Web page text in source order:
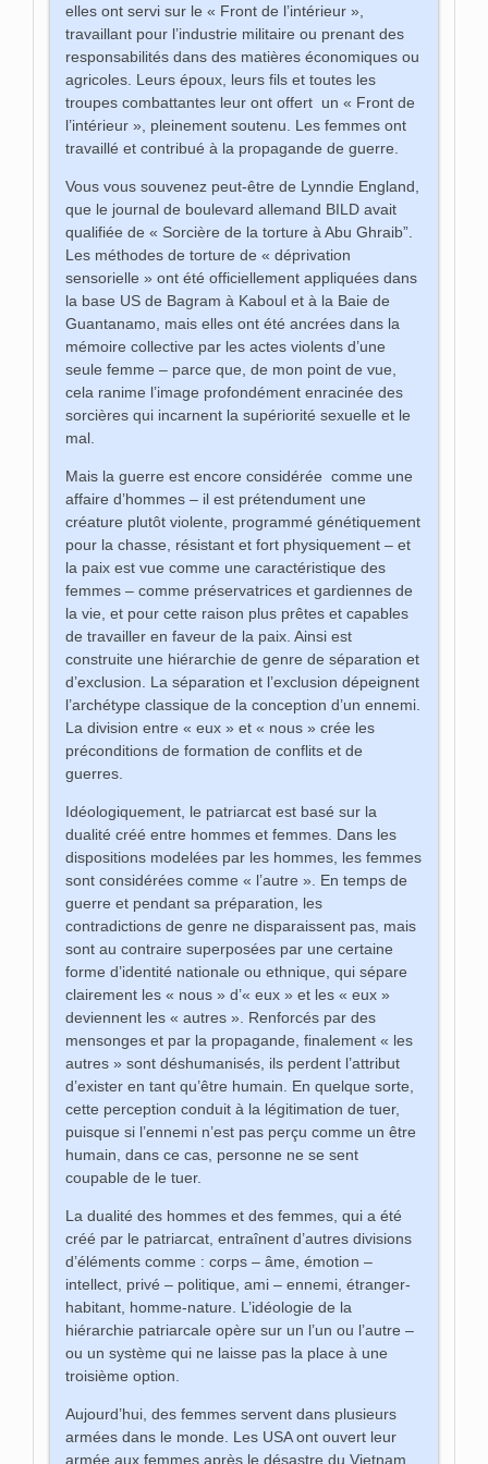
elles ont servi sur le « Front de l’intérieur »,
travaillant pour l’industrie militaire ou prenant des
responsabilités dans des matières économiques ou
agricoles. Leurs époux, leurs fils et toutes les
troupes combattantes leur ont offert un « Front de
l’intérieur », pleinement soutenu. Les femmes ont
travaillé et contribué à la propagande de guerre.
Vous vous souvenez peut-être de Lynndie England,
que le journal de boulevard allemand BILD avait
qualifiée de « Sorcière de la torture à Abu Ghraib”.
Les méthodes de torture de « déprivation
sensorielle » ont été officiellement appliquées dans
la base US de Bagram à Kaboul et à la Baie de
Guantanamo, mais elles ont été ancrées dans la
mémoire collective par les actes violents d’une
seule femme – parce que, de mon point de vue,
cela ranime l’image profondément enracinée des
sorcières qui incarnent la supériorité sexuelle et le
mal.
Mais la guerre est encore considérée comme une
affaire d’hommes – il est prétendument une
créature plutôt violente, programmé génétiquement
pour la chasse, résistant et fort physiquement – et
la paix est vue comme une caractéristique des
femmes – comme préservatrices et gardiennes de
la vie, et pour cette raison plus prêtes et capables
de travailler en faveur de la paix. Ainsi est
construite une hiérarchie de genre de séparation et
d’exclusion. La séparation et l’exclusion dépeignent
l’archétype classique de la conception d’un ennemi.
La division entre « eux » et « nous » crée les
préconditions de formation de conflits et de
guerres.
Idéologiquement, le patriarcat est basé sur la
dualité créé entre hommes et femmes. Dans les
dispositions modelées par les hommes, les femmes
sont considérées comme « l’autre ». En temps de
guerre et pendant sa préparation, les
contradictions de genre ne disparaissent pas, mais
sont au contraire superposées par une certaine
forme d’identité nationale ou ethnique, qui sépare
clairement les « nous » d’« eux » et les « eux »
deviennent les « autres ». Renforcés par des
mensonges et par la propagande, finalement « les
autres » sont déshumanisés, ils perdent l’attribut
d’exister en tant qu’être humain. En quelque sorte,
cette perception conduit à la légitimation de tuer,
puisque si l’ennemi n’est pas perçu comme un être
humain, dans ce cas, personne ne se sent
coupable de le tuer.
La dualité des hommes et des femmes, qui a été
créé par le patriarcat, entraînent d’autres divisions
d’éléments comme : corps – âme, émotion –
intellect, privé – politique, ami – ennemi, étranger-
habitant, homme-nature. L’idéologie de la
hiérarchie patriarcale opère sur un l’un ou l’autre –
ou un système qui ne laisse pas la place à une
troisième option.
Aujourd’hui, des femmes servent dans plusieurs
armées dans le monde. Les USA ont ouvert leur
armée aux femmes après le désastre du Vietnam,